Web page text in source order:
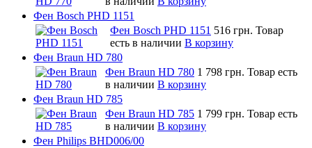
Фен Bosch PHD 1151
Фен Bosch PHD 1151 516 грн. Товар
есть в наличии В корзину
Фен Braun HD 780
Фен Braun HD 780 1 798 грн. Товар есть
в наличии В корзину
Фен Braun HD 785
Фен Braun HD 785 1 799 грн. Товар есть
в наличии В корзину
Фен Philips BHD006/00